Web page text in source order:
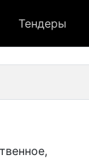
Тендеры